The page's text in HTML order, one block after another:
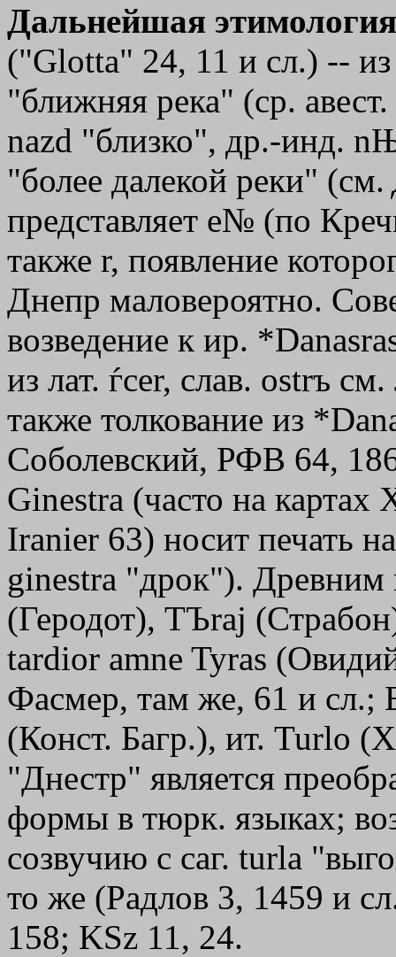
Дальнейшая
("Glotta" 24, 11 и сл.) --
"ближняя река" (ср.
nazd "близко", др.-инд.
"более далекой реки" (см.
представляет e№ (по
также r, появление
Днепр маловероятно.
возведение к ир.
из лат. ѓcer, слав. ostrъ
также толкование из
Соболевский, РФВ 64,
Ginestra (часто на
Iranier 63) носит печать
ginestra "дрок"). Древним
(Геродот), TЪraj
tardior amne Tyras
Фасмер, там же, 61 и
(Конст. Багр.), ит. Turlo
"Днестр" является
формы в тюрк. языках;
созвучию с саг. turla
то же (Радлов 3, 1459 и
158; KSz 11, 24.